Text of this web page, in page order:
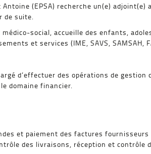
Antoine (EPSA) recherche un(e)
de suite.
médico-social, accueille des enfants,
et services (IME, SAVS, SAMSAH,
d’effectuer des opérations de gestion
domaine financier.
et paiement des factures
des livraisons, réception et contrôle